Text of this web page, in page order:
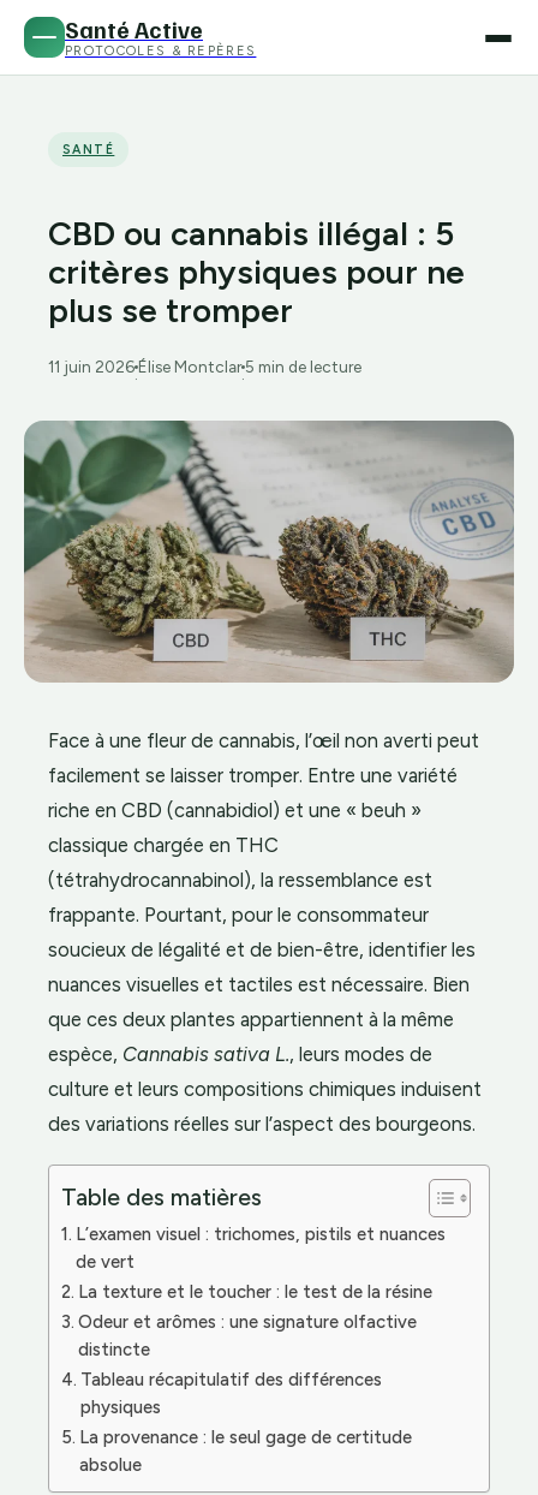
Santé Active
PROTOCOLES & REPÈRES
SANTÉ
CBD ou cannabis illégal : 5
critères physiques pour ne
plus se tromper
11 juin 2026
·
Élise Montclar
·
5 min de lecture
Face à une fleur de cannabis, l’œil non averti peut
facilement se laisser tromper. Entre une variété
riche en CBD (cannabidiol) et une « beuh »
classique chargée en THC
(tétrahydrocannabinol), la ressemblance est
frappante. Pourtant, pour le consommateur
soucieux de légalité et de bien-être, identifier les
nuances visuelles et tactiles est nécessaire. Bien
que ces deux plantes appartiennent à la même
espèce, Cannabis sativa L., leurs modes de
culture et leurs compositions chimiques induisent
des variations réelles sur l’aspect des bourgeons.
Table des matières
L’examen visuel : trichomes, pistils et nuances
de vert
La texture et le toucher : le test de la résine
Odeur et arômes : une signature olfactive
distincte
Tableau récapitulatif des différences
physiques
La provenance : le seul gage de certitude
absolue